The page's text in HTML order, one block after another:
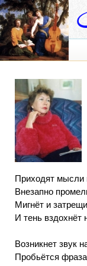
Приходят мысли
Внезапно
Мигнёт и
И тень вздохнёт
Возникнет звук
Пробьётся